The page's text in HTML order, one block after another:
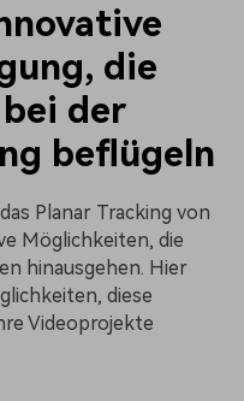
die
der
beflügeln
Planar Tracking von
Möglichkeiten, die
hinausgehen. Hier
diese
Videoprojekte